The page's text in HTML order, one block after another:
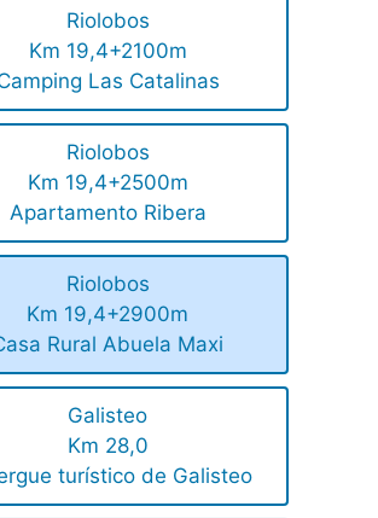
Riolobos
Km 19,4+2100m
Las Catalinas
Riolobos
Km 19,4+2500m
Apartamento Ribera
Riolobos
Km 19,4+2900m
Rural Abuela Maxi
Galisteo
Km 28,0
turístico de Galisteo